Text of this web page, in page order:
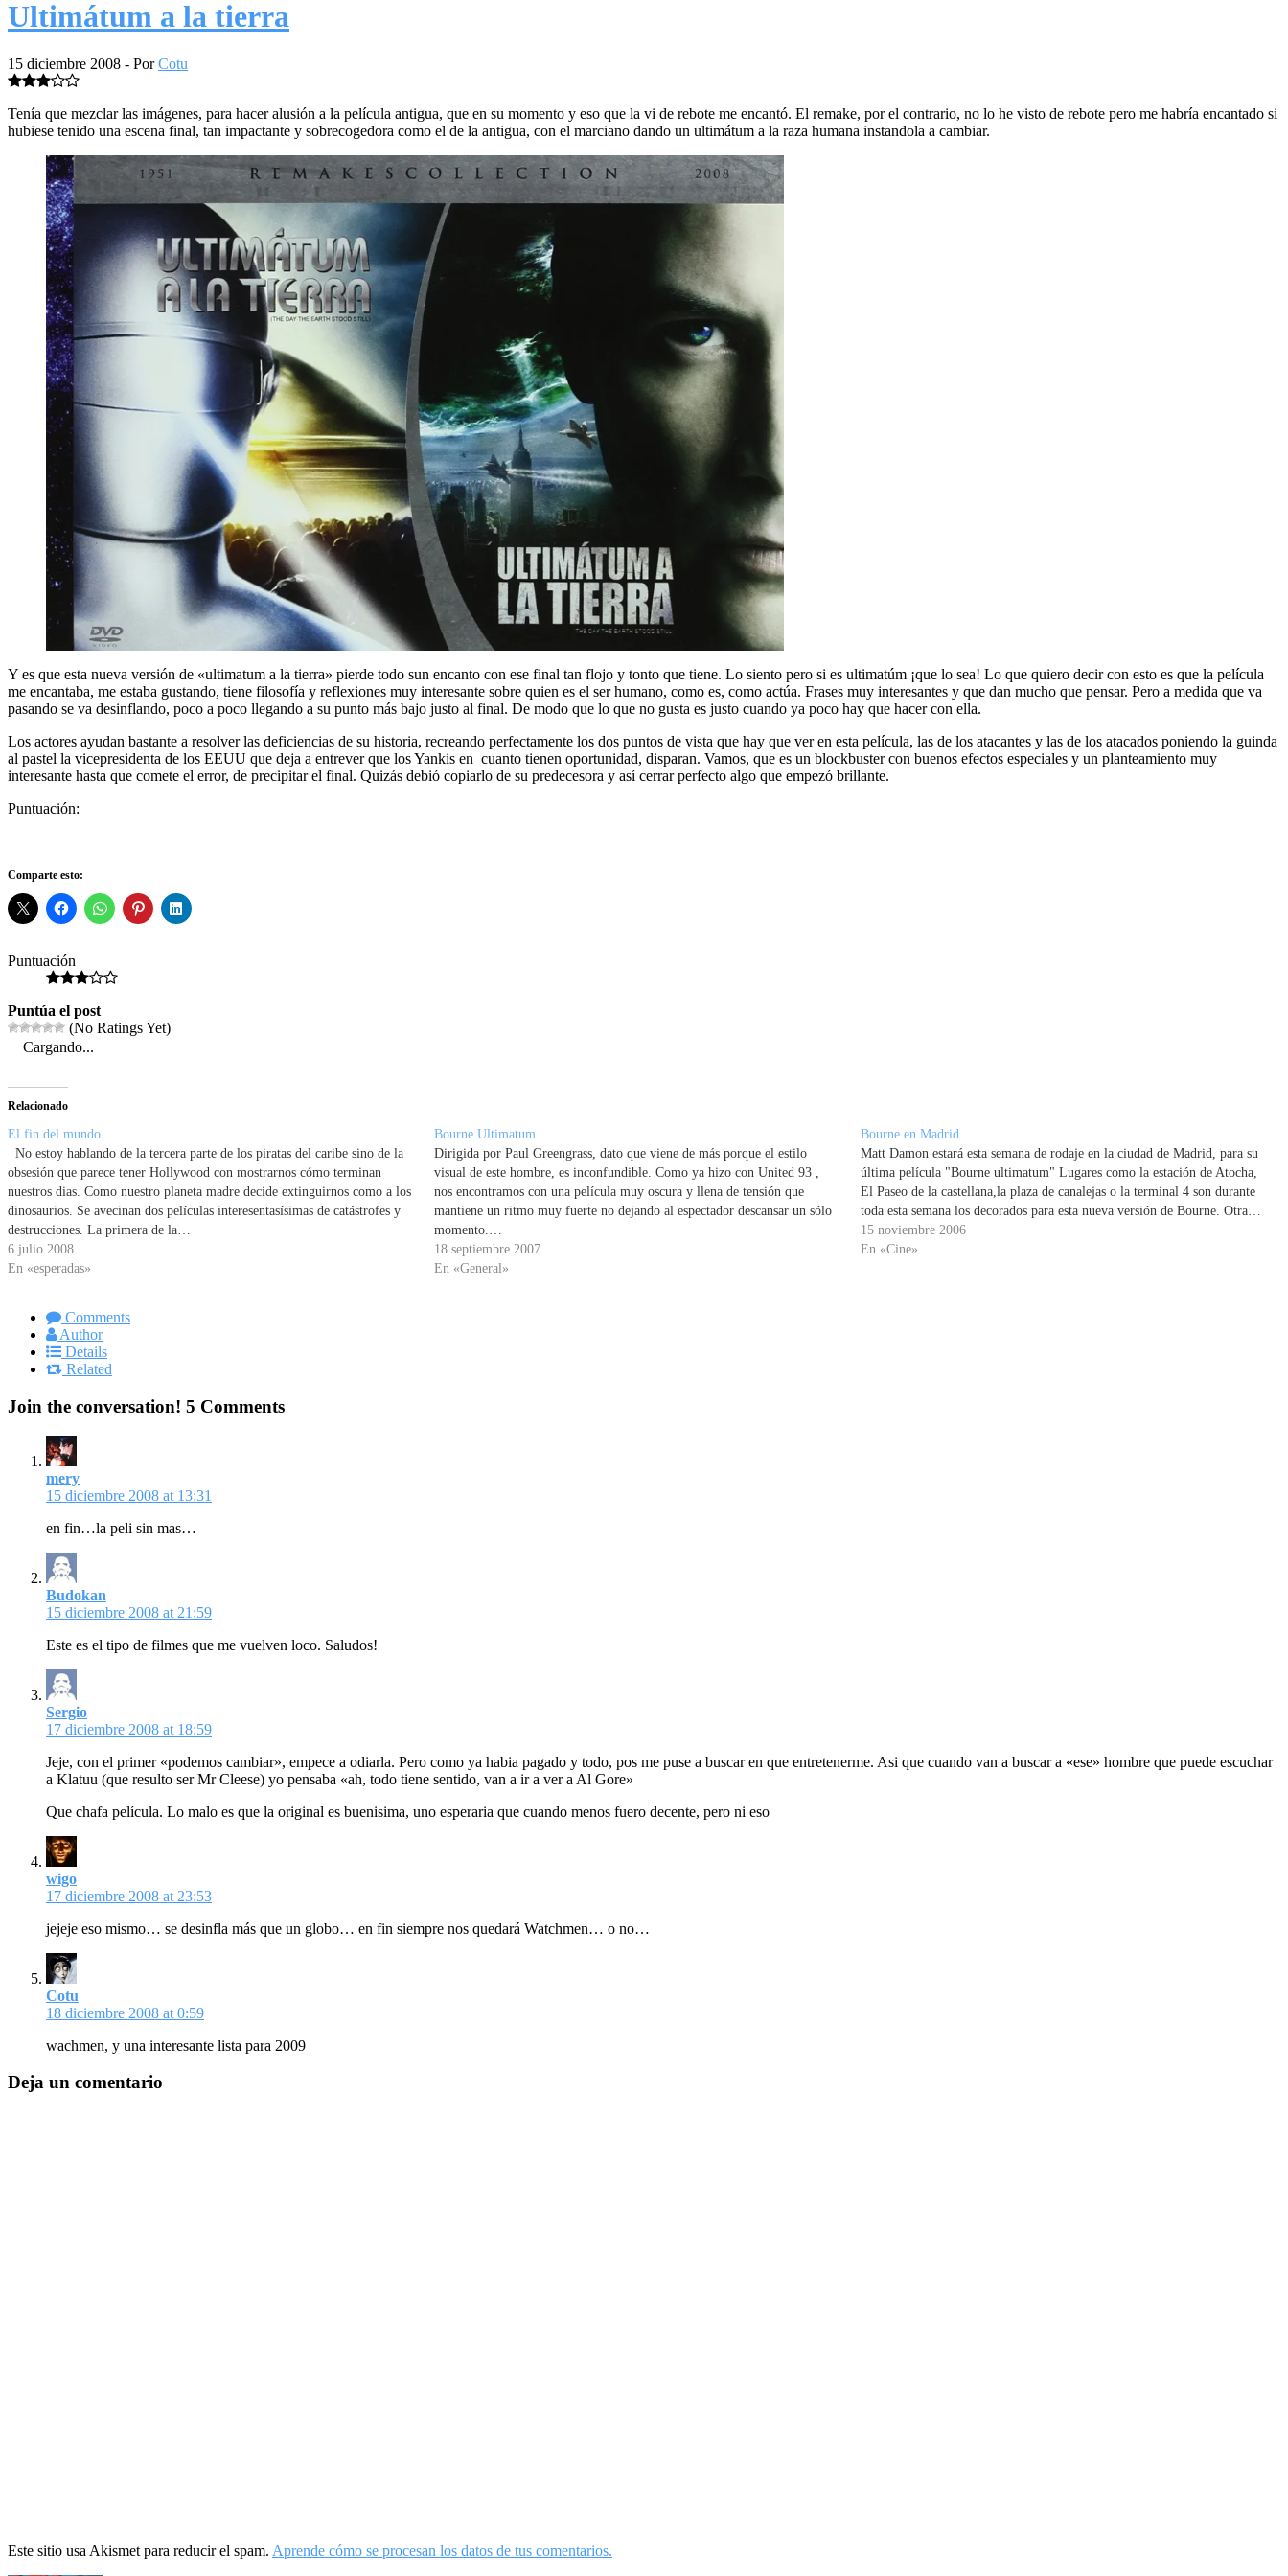
Ultimátum a la tierra
15 diciembre 2008 - PorCotu
Tenía que mezclar las imágenes, para hacer alusión a la película antigua, que en su momento y eso que la vi de rebote me encantó. El remake, por el contrario, no lo he visto de rebote pero me habría encantado si
hubiese tenido una escena final, tan impactante y sobrecogedora como el de la antigua, con el marciano dando un ultimátum a la raza humana instandola a cambiar.
Y es que esta nueva versión de «ultimatum a la tierra» pierde todo sun encanto con ese final tan flojo y tonto que tiene. Lo siento pero si es ultimatúm ¡que lo sea! Lo que quiero decir con esto es que la película
me encantaba, me estaba gustando, tiene filosofía y reflexiones muy interesante sobre quien es el ser humano, como es, como actúa. Frases muy interesantes y que dan mucho que pensar. Pero a medida que va
pasando se va desinflando, poco a poco llegando a su punto más bajo justo al final. De modo que lo que no gusta es justo cuando ya poco hay que hacer con ella.
Los actores ayudan bastante a resolver las deficiencias de su historia, recreando perfectamente los dos puntos de vista que hay que ver en esta película, las de los atacantes y las de los atacados poniendo la guinda
al pastel la vicepresidenta de los EEUU que deja a entrever que los Yankis en cuanto tienen oportunidad, disparan. Vamos, que es un blockbuster con buenos efectos especiales y un planteamiento muy
interesante hasta que comete el error, de precipitar el final. Quizás debió copiarlo de su predecesora y así cerrar perfecto algo que empezó brillante.
Puntuación:
Comparte esto:
Puntuación
Puntúa el post
(No Ratings Yet)
Cargando...
Relacionado
El fin del mundo
No estoy hablando de la tercera parte de los piratas del caribe sino de la
obsesión que parece tener Hollywood con mostrarnos cómo terminan
nuestros dias. Como nuestro planeta madre decide extinguirnos como a los
dinosaurios. Se avecinan dos películas interesentasísimas de catástrofes y
destrucciones. La primera de la…
6 julio 2008
En «esperadas»
Bourne Ultimatum
Dirigida por Paul Greengrass, dato que viene de más porque el estilo
visual de este hombre, es inconfundible. Como ya hizo con United 93 ,
nos encontramos con una película muy oscura y llena de tensión que
mantiene un ritmo muy fuerte no dejando al espectador descansar un sólo
momento.…
18 septiembre 2007
En «General»
Bourne en Madrid
Matt Damon estará esta semana de rodaje en la ciudad de Madrid, para su
última película "Bourne ultimatum" Lugares como la estación de Atocha,
El Paseo de la castellana,la plaza de canalejas o la terminal 4 son durante
toda esta semana los decorados para esta nueva versión de Bourne. Otra…
15 noviembre 2006
En «Cine»
Comments
Author
Details
Related
Join the conversation! 5 Comments
mery
15 diciembre 2008 at 13:31
en fin…la peli sin mas…
Budokan
15 diciembre 2008 at 21:59
Este es el tipo de filmes que me vuelven loco. Saludos!
Sergio
17 diciembre 2008 at 18:59
Jeje, con el primer «podemos cambiar», empece a odiarla. Pero como ya habia pagado y todo, pos me puse a buscar en que entretenerme. Asi que cuando van a buscar a «ese» hombre que puede escuchar
a Klatuu (que resulto ser Mr Cleese) yo pensaba «ah, todo tiene sentido, van a ir a ver a Al Gore»
Que chafa película. Lo malo es que la original es buenisima, uno esperaria que cuando menos fuero decente, pero ni eso
wigo
17 diciembre 2008 at 23:53
jejeje eso mismo… se desinfla más que un globo… en fin siempre nos quedará Watchmen… o no…
Cotu
18 diciembre 2008 at 0:59
wachmen, y una interesante lista para 2009
Deja un comentario
Este sitio usa Akismet para reducir el spam. Aprende cómo se procesan los datos de tus comentarios.